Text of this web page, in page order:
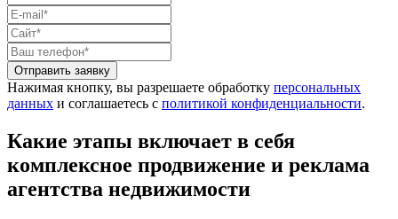
Отправить заявку
Нажимая кнопку, вы разрешаете обработку персональных
данных и соглашаетесь с политикой конфиденциальности.
Какие этапы включает в себя
комплексное продвижение и реклама
агентства недвижимости